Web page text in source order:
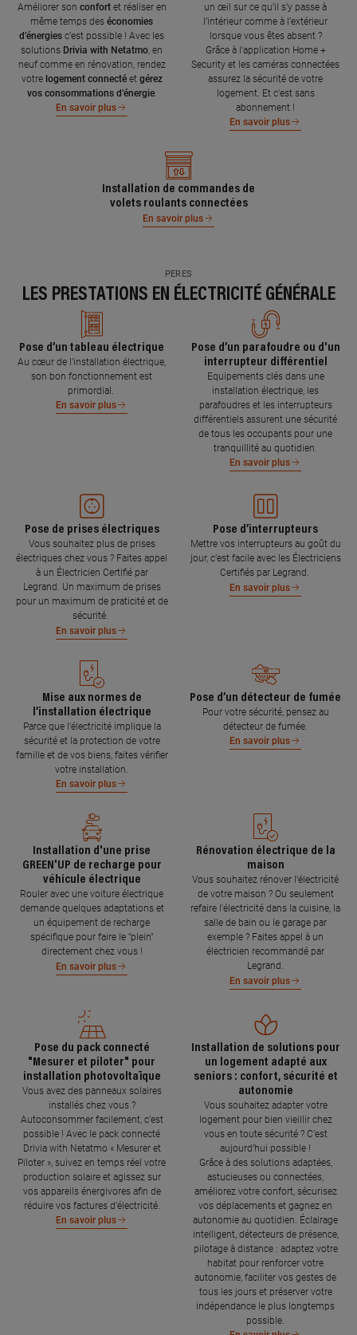
Améliorer son confort et réaliser en
même temps des économies
d’énergies c’est possible ! Avec les
solutions Drivia with Netatmo , en
neuf comme en rénovation, rendez
votre logement connecté et gérez
vos consommations d’énergie.
En savoir plus
un œil sur ce qu’il s’y passe à
l’intérieur comme à l’extérieur
lorsque vous êtes absent ?
Grâce à l'application Home +
Security et les caméras connectées
assurez la sécurité de votre
logement. Et c'est sans
abonnement !
En savoir plus
Installation de commandes de
volets roulants connectées
En savoir plus
PERES
LES PRESTATIONS EN ÉLECTRICITÉ GÉNÉRALE
Pose d’un tableau électrique
Au cœur de l’installation électrique,
son bon fonctionnement est
primordial.
En savoir plus
Pose d’un parafoudre ou d'un
interrupteur différentiel
Equipements clés dans une
installation électrique, les
parafoudres et les interrupteurs
différentiels assurent une sécurité
de tous les occupants pour une
tranquillité au quotidien.
En savoir plus
Pose de prises électriques
Vous souhaitez plus de prises
électriques chez vous ? Faites appel
à un Électricien Certifié par
Legrand. Un maximum de prises
pour un maximum de praticité et de
sécurité.
En savoir plus
Pose d’interrupteurs
Mettre vos interrupteurs au goût du
jour, c’est facile avec les Électriciens
Certifiés par Legrand.
En savoir plus
Mise aux normes de
l’installation électrique
Parce que l’électricité implique la
sécurité et la protection de votre
famille et de vos biens, faites vérifier
votre installation.
En savoir plus
Pose d’un détecteur de fumée
Pour votre sécurité, pensez au
détecteur de fumée.
En savoir plus
Installation d'une prise
GREEN'UP de recharge pour
véhicule électrique
Rouler avec une voiture électrique
demande quelques adaptations et
un équipement de recharge
spécifique pour faire le "plein"
directement chez vous !
En savoir plus
Rénovation électrique de la
maison
Vous souhaitez rénover l'électricité
de votre maison ? Ou seulement
refaire l'électricité dans la cuisine, la
salle de bain ou le garage par
exemple ? Faites appel à un
électricien recommandé par
Legrand.
En savoir plus
Pose du pack connecté
"Mesurer et piloter" pour
installation photovoltaïque
Vous avez des panneaux solaires
installés chez vous ?
Autoconsommer facilement, c’est
possible ! Avec le pack connecté
Drivia with Netatmo « Mesurer et
Piloter », suivez en temps réel votre
production solaire et agissez sur
vos appareils énergivores afin de
réduire vos factures d’électricité.
En savoir plus
Installation de solutions pour
un logement adapté aux
seniors : confort, sécurité et
autonomie
Vous souhaitez adapter votre
logement pour bien vieillir chez
vous en toute sécurité ? C’est
aujourd’hui possible !
Grâce à des solutions adaptées,
astucieuses ou connectées,
améliorez votre confort, sécurisez
vos déplacements et gagnez en
autonomie au quotidien. Éclairage
intelligent, détecteurs de présence,
pilotage à distance : adaptez votre
habitat pour renforcer votre
autonomie, faciliter vos gestes de
tous les jours et préserver votre
indépendance le plus longtemps
possible.